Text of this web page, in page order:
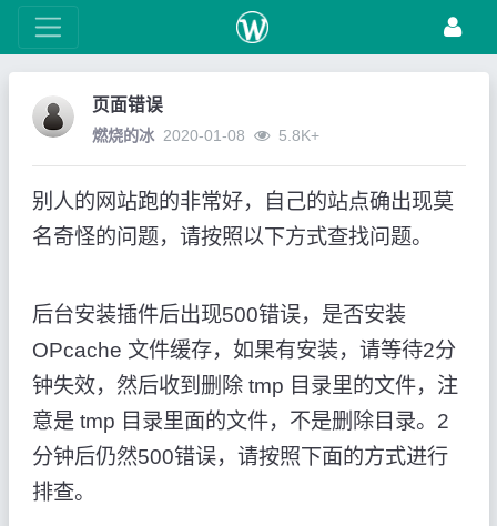
页面错误
燃烧的冰 2020-01-08 5.8K+
别人的网站跑的非常好，自己的站点确出现莫
名奇怪的问题，请按照以下方式查找问题。
后台安装插件后出现500错误，是否安装
OPcache 文件缓存，如果有安装，请等待2分
钟失效，然后收到删除 tmp 目录里的文件，注
意是 tmp 目录里面的文件，不是删除目录。2
分钟后仍然500错误，请按照下面的方式进行
排查。